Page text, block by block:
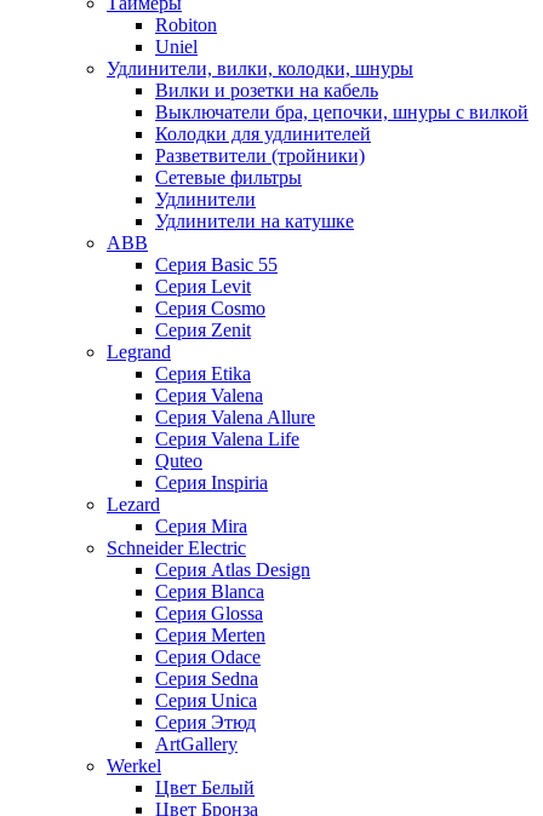
Robiton
Uniel
Удлинители, вилки, колодки, шнуры
Вилки и розетки на кабель
Выключатели бра, цепочки, шнуры с вилкой
Колодки для удлинителей
Разветвители (тройники)
Сетевые фильтры
Удлинители
Удлинители на катушке
ABB
Серия Basic 55
Серия Levit
Серия Cosmo
Серия Zenit
Legrand
Серия Etika
Серия Valena
Серия Valena Allure
Серия Valena Life
Quteo
Серия Inspiria
Lezard
Серия Mira
Schneider Electric
Серия Atlas Design
Серия Blanca
Серия Glossa
Серия Merten
Серия Odace
Серия Sedna
Серия Unica
Серия Этюд
ArtGallery
Werkel
Цвет Белый
Цвет Бронза